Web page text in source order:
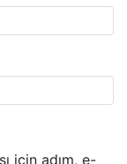
için adım, e-